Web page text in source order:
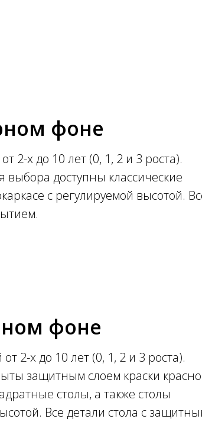
фоне
2-х до 10 лет (0, 1, 2 и 3 роста).
выбора доступны классические
с регулируемой высотой.
фоне
2-х до 10 лет (0, 1, 2 и 3 роста).
защитным слоем краски
столы, а также столы
Все детали стола с